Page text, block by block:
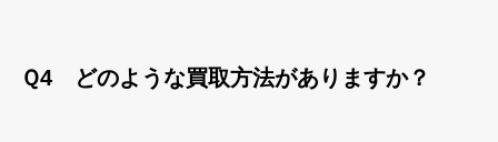
Ｑ4 どのような買取方法がありますか？